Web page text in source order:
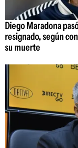
Diego Maradona
resignado, según
su muerte